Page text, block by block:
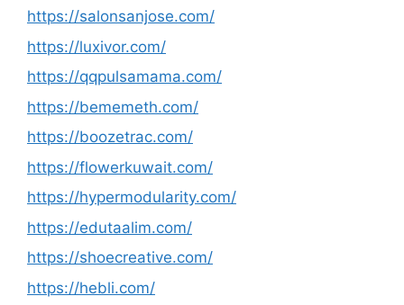
https://salonsanjose.com/
https://luxivor.com/
https://qqpulsamama.com/
https://bememeth.com/
https://boozetrac.com/
https://flowerkuwait.com/
https://hypermodularity.com/
https://edutaalim.com/
https://shoecreative.com/
https://hebli.com/